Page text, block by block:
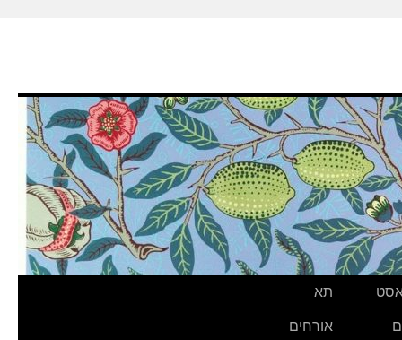
תא
אורחים